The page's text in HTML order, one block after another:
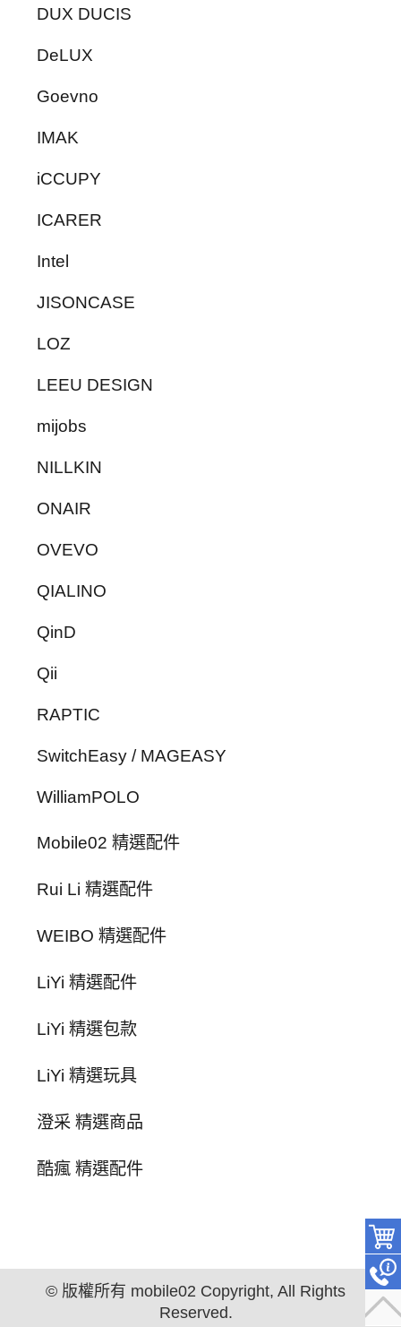
DUX DUCIS
DeLUX
Goevno
IMAK
iCCUPY
ICARER
Intel
JISONCASE
LOZ
LEEU DESIGN
mijobs
NILLKIN
ONAIR
OVEVO
QIALINO
QinD
Qii
RAPTIC
SwitchEasy / MAGEASY
WilliamPOLO
Mobile02 精選配件
Rui Li 精選配件
WEIBO 精選配件
LiYi 精選配件
LiYi 精選包款
LiYi 精選玩具
澄采 精選商品
酷瘋 精選配件
© 版權所有 mobile02 Copyright, All Rights
Reserved.